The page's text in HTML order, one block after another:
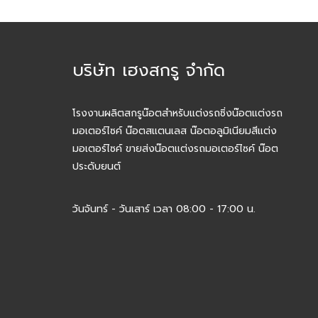
บริษัท เฮงสกรู จำกัด
โรงงานผลิตสกรูน๊อตสำหรับแต่งรถซิ่งน๊อตแต่งรถ
มอเตอร์ไซค์ น๊อตสแตนเลส น๊อตอลูมิเนียมสีแต่ง
มอเตอร์ไซค์ ขายส่งน๊อตแต่งรถมอเตอร์ไซค์ น๊อต
ประดับยนต์
วันจันทร์ - วันเสาร์ เวลา 08:00 - 17:00 น.